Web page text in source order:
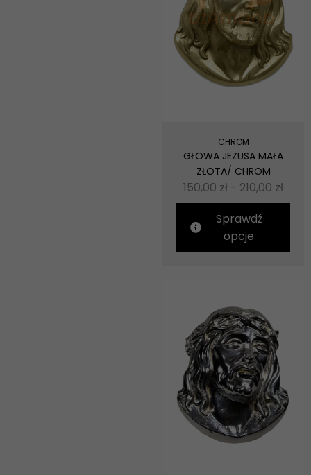
CHROM
GŁOWA JEZUSA MAŁA
ZŁOTA/ CHROM
150,00 zł - 210,00 zł
Sprawdź
opcje